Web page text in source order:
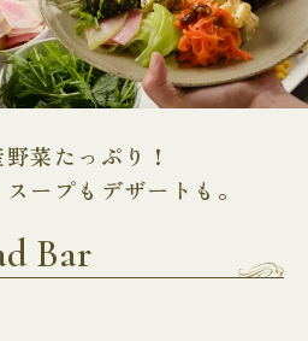
菜たっぷり！
ープもデザートも。
Bar